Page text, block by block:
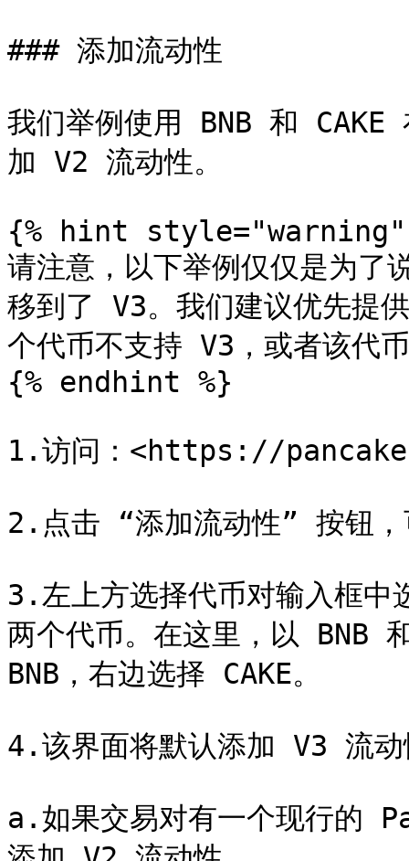
### 添加流动性
我们举例使用 BNB 和
加 V2 流动性。
{% hint style="warning"
请注意，以下举例仅仅是为了
移到了 V3。我们建议优先提
个代币不支持 V3，或者该代
{% endhint %}
1.访问：<https://
2.点击 “添加流动性” 按钮，
3.左上方选择代币对输入框中
两个代币。在这里，以 BNB
BNB，右边选择 CAKE。
4.该界面将默认添加 V3 流动
a.如果交易对有一个现行的